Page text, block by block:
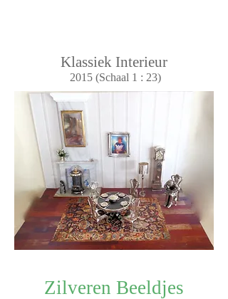
Klassiek Interieur
2015 (Schaal 1 : 23)
Zilveren Beeldjes